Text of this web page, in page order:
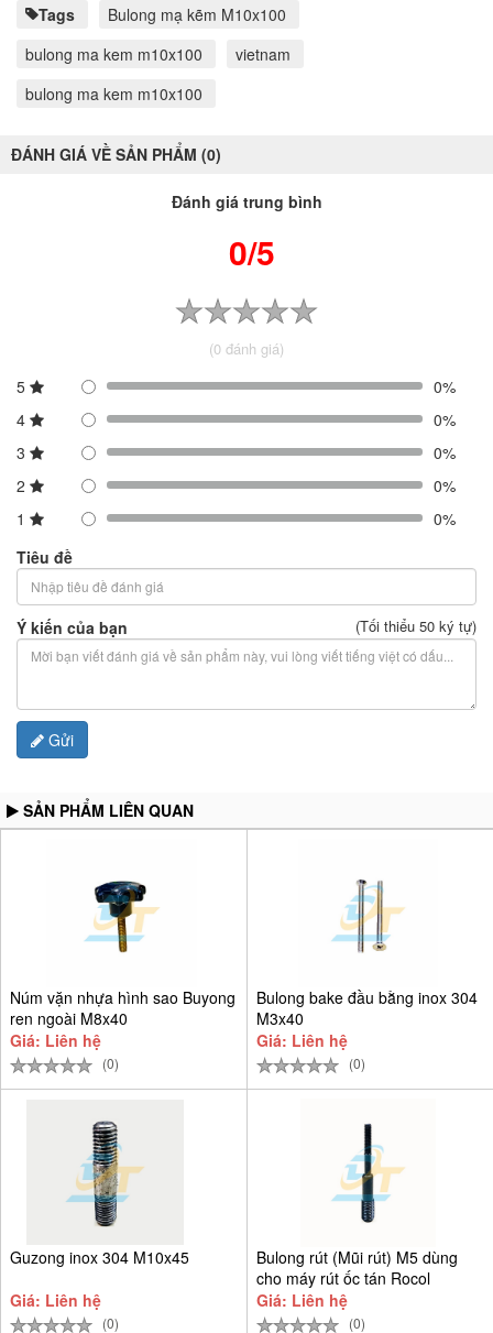
Tags
Bulong mạ kẽm M10x100
bulong ma kem m10x100
vietnam
bulong ma kem m10x100
ĐÁNH GIÁ VỀ SẢN PHẨM (0)
Đánh giá trung bình
0/5
(0 đánh giá)
5
0%
4
0%
3
0%
2
0%
1
0%
Tiêu đề
Ý kiến của bạn (Tối thiểu 50 ký tự)
Gửi
SẢN PHẨM LIÊN QUAN
Núm vặn nhựa hình sao Buyong
ren ngoài M8x40
Giá: Liên hệ
(0)
Bulong bake đầu bằng inox 304
M3x40
Giá: Liên hệ
(0)
Guzong inox 304 M10x45
Giá: Liên hệ
(0)
Bulong rút (Mũi rút) M5 dùng
cho máy rút ốc tán Rocol
Giá: Liên hệ
(0)